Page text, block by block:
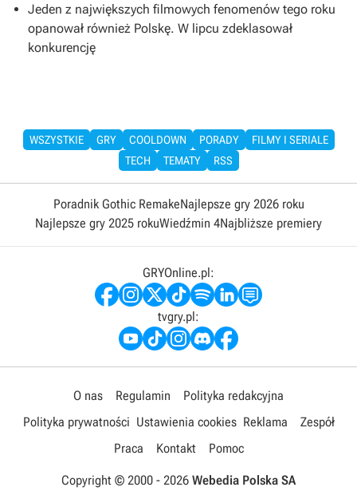
Jeden z największych filmowych fenomenów tego roku
opanował również Polskę. W lipcu zdeklasował
konkurencję
WSZYSTKIE GRY COOLDOWN PORADY
FILMY I SERIALE
TECH
TEMATY RSS
Poradnik Gothic RemakeNajlepsze gry 2026 roku
Najlepsze gry 2025 rokuWiedźmin 4Najbliższe premiery
GRYOnline.pl:
tvgry.pl:
O nas Regulamin
Polityka redakcyjna
Polityka prywatności Ustawienia cookies Reklama
Zespół
Praca
Kontakt Pomoc
Copyright © 2000 - 2026 Webedia Polska SA